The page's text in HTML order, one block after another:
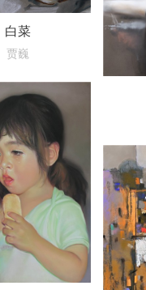
白菜
贾巍